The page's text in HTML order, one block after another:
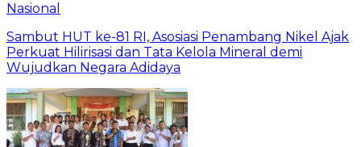
Nasional
Sambut HUT ke-81 RI, Asosiasi Penambang Nikel Ajak
Perkuat Hilirisasi dan Tata Kelola Mineral demi
Wujudkan Negara Adidaya